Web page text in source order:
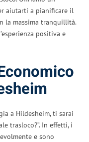
aiutarti a pianificare il
la massima tranquillità.
positiva e
a Hildesheim, ti sarai
trasloco?”. In effetti, i
e sono